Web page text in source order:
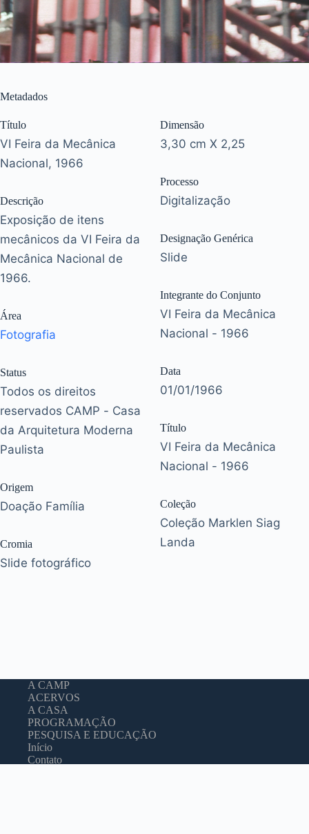
Metadados
Título
VI Feira da Mecânica
Nacional, 1966
Descrição
Exposição de itens
mecânicos da VI Feira da
Mecânica Nacional de
1966.
Área
Fotografia
Status
Todos os direitos
reservados CAMP - Casa
da Arquitetura Moderna
Paulista
Origem
Doação Família
Cromia
Slide fotográfico
Dimensão
3,30 cm X 2,25
Processo
Digitalização
Designação Genérica
Slide
Integrante do Conjunto
VI Feira da Mecânica
Nacional - 1966
Data
01/01/1966
Título
VI Feira da Mecânica
Nacional - 1966
Coleção
Coleção Marklen Siag
Landa
A CAMP
ACERVOS
A CASA
PROGRAMAÇÃO
PESQUISA E EDUCAÇÃO
Início
Contato